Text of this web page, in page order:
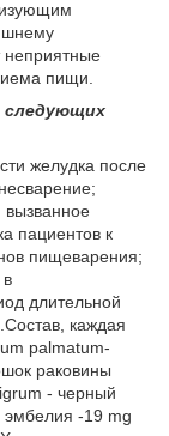
неприятные
пищи.
следующих
желудка после
вызванное
пациентов к
пищеварения;
длительной
каждая
palmatum-
раковины
- черный
эмбелия -19 mg